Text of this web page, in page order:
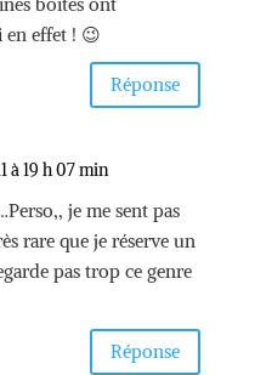
en effet ! 😉
Réponse
à 19 h 07 min
je me sent pas
rare que je réserve un
pas trop ce genre
Réponse